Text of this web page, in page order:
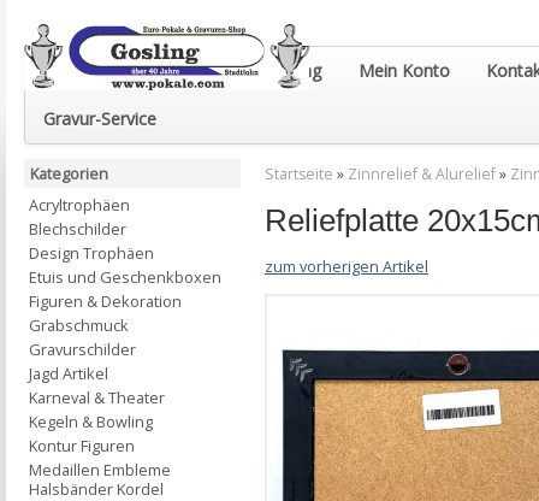
Euro-Pokale & Gravur-Shop Gosling Mein Konto
Gravur-Service
Startseite » Zinnrelief & Alurelief»
Reliefplatte
zum vorherigen Artikel
Kategorien
Acryltrophäen
Blechschilder
Design Trophäen
Etuis und Geschenkboxen
Figuren & Dekoration
Grabschmuck
Gravurschilder
Jagd Artikel
Karneval & Theater
Kegeln & Bowling
Kontur Figuren
Medaillen Embleme
Halsbänder Kordel